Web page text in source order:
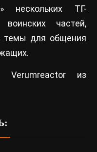
нескольких ТГ-
частей,
темы для общения
Verumreactor из